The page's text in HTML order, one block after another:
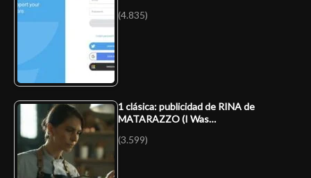
(4.835)
1 clásica: publicidad de RINA de
MATARAZZO (I Was…
(3.599)